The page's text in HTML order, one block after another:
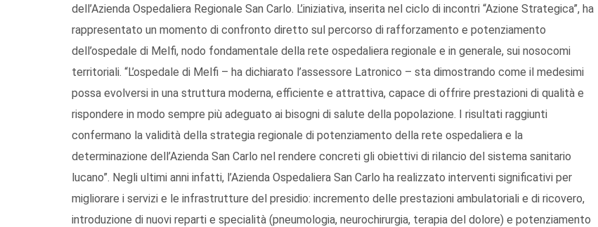
dell’Azienda Ospedaliera Regionale San Carlo. L’iniziativa, inserita nel ciclo di incontri “Azione Strategica”, ha
rappresentato un momento di confronto diretto sul percorso di rafforzamento e potenziamento
dell’ospedale di Melfi, nodo fondamentale della rete ospedaliera regionale e in generale, sui nosocomi
territoriali. “L’ospedale di Melfi – ha dichiarato l’assessore Latronico – sta dimostrando come il medesimi
possa evolversi in una struttura moderna, efficiente e attrattiva, capace di offrire prestazioni di qualità e
rispondere in modo sempre più adeguato ai bisogni di salute della popolazione. I risultati raggiunti
confermano la validità della strategia regionale di potenziamento della rete ospedaliera e la
determinazione dell’Azienda San Carlo nel rendere concreti gli obiettivi di rilancio del sistema sanitario
lucano”. Negli ultimi anni infatti, l’Azienda Ospedaliera San Carlo ha realizzato interventi significativi per
migliorare i servizi e le infrastrutture del presidio: incremento delle prestazioni ambulatoriali e di ricovero,
introduzione di nuovi reparti e specialità (pneumologia, neurochirurgia, terapia del dolore) e potenziamento